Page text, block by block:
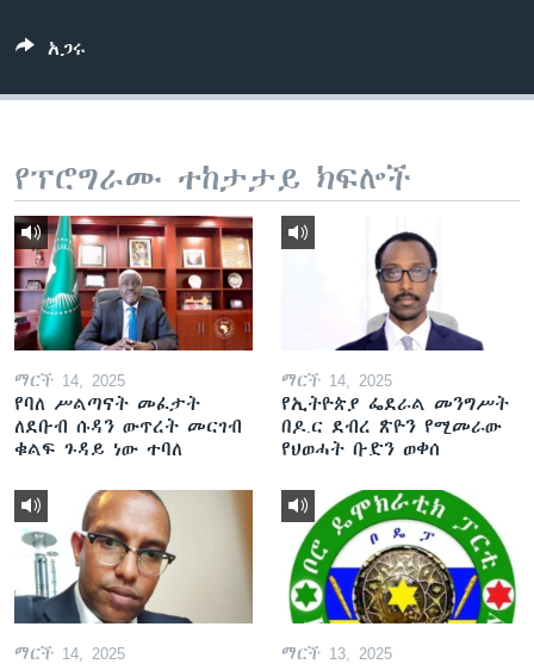
አጋሩ
የፕሮግራሙ ተከታታይ ክፍሎች
ማርች 14, 2025
የባለ ሥልጣናት መፈታት
ለደቡብ ሱዳን ውጥረት መርገብ
ቁልፍ ጉዳይ ነው ተባለ
ማርች 14, 2025
የኢትዮጵያ ፌደራል መንግሥት
በዶ.ር ደብረ ጽዮን የሚመራው
የህወሓት ቡድን ወቀሰ
ማርች 14, 2025 ማርች 13, 2025